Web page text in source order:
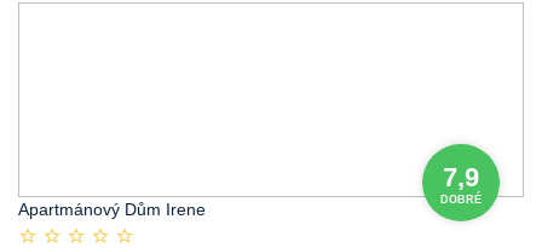
7,9
DOBRÉ
Apartmánový Dům Irene